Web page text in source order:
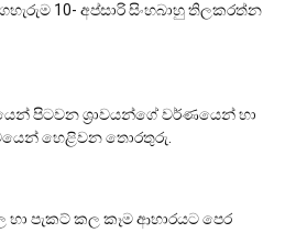
10- අප්සාරි සිංහබාහු තිලකරත්න
පිටවන ශ්‍රාවයන්ගේ වර්ණයෙන් හා
හෙළිවන තොරතුරු.
පැකට් කල කෑම ආහාරයට පෙර